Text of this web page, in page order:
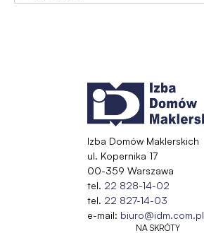
Izba Domów Maklerskich
ul. Kopernika 17
00-359 Warszawa
tel. 22 828-14-02
tel. 22 827-14-03
e-mail: biuro@idm.com.pl
NA SKRÓTY